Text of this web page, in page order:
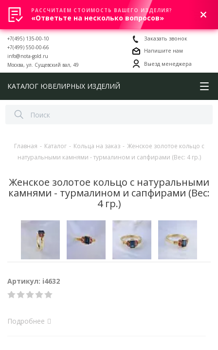
0
+7(495) 135-00-10
+7(499) 550-00-66
info@nota-gold.ru
Москва, ул. Сущевский вал, 49
Заказать звонок
Напишите нам
Выезд менеджера
КАТАЛОГ ЮВЕЛИРНЫХ ИЗДЕЛИЙ
Главная - Каталог - Кольца на заказ - Женское золотое кольцо с
натуральными камнями - турмалином и сапфирами (Вес: 4 гр.)
Женское золотое кольцо с натуральными
камнями - турмалином и сапфирами (Вес:
4 гр.)
Артикул: i4632
Подробнее
РАССЧИТАЕМ СТОИМОСТЬ ВАШЕГО ИЗДЕЛИЯ?
«Ответьте на несколько вопросов»